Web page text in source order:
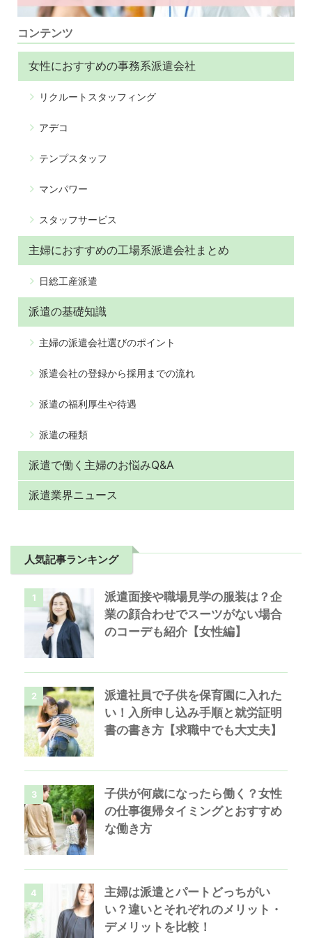
コンテンツ
女性におすすめの事務系派遣会社
リクルートスタッフィング
アデコ
テンプスタッフ
マンパワー
スタッフサービス
主婦におすすめの工場系派遣会社まとめ
日総工産派遣
派遣の基礎知識
主婦の派遣会社選びのポイント
派遣会社の登録から採用までの流れ
派遣の福利厚生や待遇
派遣の種類
派遣で働く主婦のお悩みQ&A
派遣業界ニュース
人気記事ランキング
1
派遣面接や職場見学の服装は？企
業の顔合わせでスーツがない場合
のコーデも紹介【女性編】
2
派遣社員で子供を保育園に入れた
い！入所申し込み手順と就労証明
書の書き方【求職中でも大丈夫】
3
子供が何歳になったら働く？女性
の仕事復帰タイミングとおすすめ
な働き方
4
主婦は派遣とパートどっちがい
い？違いとそれぞれのメリット・
デメリットを比較！